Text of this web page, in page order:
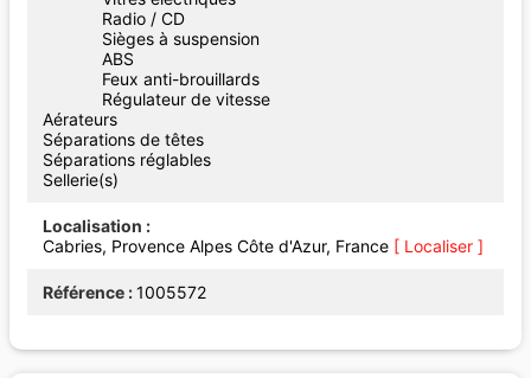
Radio / CD
Sièges à suspension
ABS
Feux anti-brouillards
Régulateur de vitesse
Aérateurs
Séparations de têtes
Séparations réglables
Sellerie(s)
Localisation
Cabries, Provence Alpes Côte d'Azur, France [ Localiser ]
Référence 1005572